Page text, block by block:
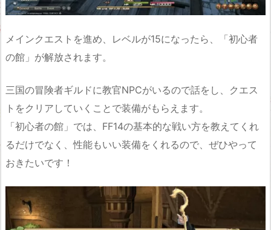
メインクエストを進め、レベルが15になったら、「初心者
の館」が解放されます。
三国の冒険者ギルドに教官NPCがいるので話をし、クエス
トをクリアしていくことで装備がもらえます。
「初心者の館」では、FF14の基本的な戦い方を教えてくれ
るだけでなく、性能もいい装備をくれるので、ぜひやって
おきたいです！